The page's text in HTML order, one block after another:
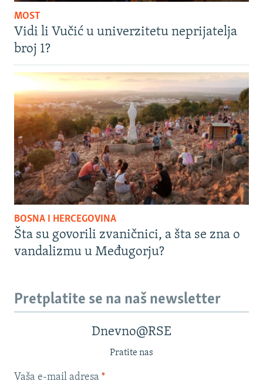
MOST
Vidi li Vučić u univerzitetu neprijatelja
broj 1?
BOSNA I HERCEGOVINA
Šta su govorili zvaničnici, a šta se zna o
vandalizmu u Međugorju?
Pretplatite se na naš newsletter
Dnevno@RSE
Pratite nas
Vaša e-mail adresa *